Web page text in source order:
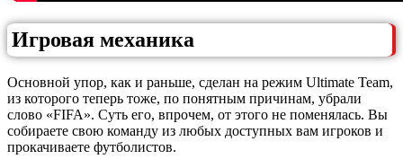
Игровая механика
Основной упор, как и раньше, сделан на режим Ultimate Team,
из которого теперь тоже, по понятным причинам, убрали
слово «FIFA». Суть его, впрочем, от этого не поменялась. Вы
собираете свою команду из любых доступных вам игроков и
прокачиваете футболистов.